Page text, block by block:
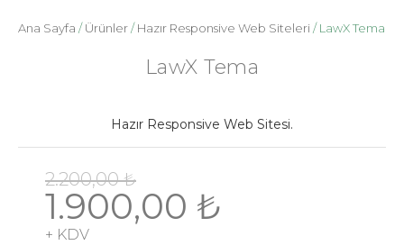
Ana Sayfa /Ürünler/Hazır Responsive Web Siteleri / LawX Tema
LawX Tema
Hazır Responsive Web Sitesi.
2.200,00₺
1.900,00 ₺
+ KDV